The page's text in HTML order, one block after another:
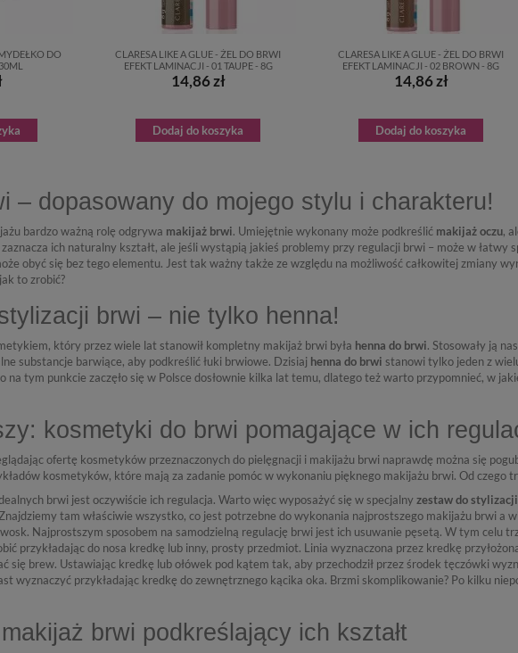
DO
CLARESA LIKE A GLUE - ŻEL DO BRWI
EFEKT LAMINACJI - 01 TAUPE - 8G
14,86 zł
Dodaj do koszyka
CLARESA LIKE A GLUE - ŻEL DO BRWI
EFEKT LAMINACJI - 02 BROWN - 8G
14,86 zł
Dodaj do koszyka
– dopasowany do mojego stylu i charakteru!
bardzo ważną rolę odgrywa makijaż brwi. Umiejętnie wykonany może podkreślić makijaż oczu,
ich naturalny kształt, ale jeśli wystąpią jakieś problemy przy regulacji brwi – może w łatwy
obyć się bez tego elementu. Jest tak ważny także ze względu na możliwość całkowitej zmiany
to zrobić?
brwi – nie tylko henna!
który przez wiele lat stanowił kompletny makijaż brwi była henna do brwi. Stosowały ją
substancje barwiące, aby podkreślić łuki brwiowe. Dzisiaj henna do brwi stanowi tylko jeden z
na tym punkcie zaczęło się w Polsce dosłownie kilka lat temu, dlatego też warto przypomnieć, w
kosmetyki do brwi pomagające w ich
ofertę kosmetyków przeznaczonych do pielęgnacji i makijażu brwi naprawdę można się
kosmetyków, które mają za zadanie pomóc w wykonaniu pięknego makijażu brwi. Od czego
brwi jest oczywiście ich regulacja. Warto więc wyposażyć się w specjalny zestaw do
tam właściwie wszystko, co jest potrzebne do wykonania najprostszego makijażu brwi a
Najprostszym sposobem na samodzielną regulację brwi jest ich usuwanie pęsetą. W tym celu
przykładając do nosa kredkę lub inny, prosty przedmiot. Linia wyznaczona przez kredkę
się brew. Ustawiając kredkę lub ołówek pod kątem tak, aby przechodził przez środek tęczówki
wyznaczyć przykładając kredkę do zewnętrznego kącika oka. Brzmi skomplikowanie? Po kilku
brwi podkreślający ich kształt